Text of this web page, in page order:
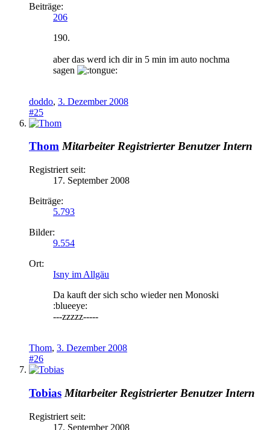
Beiträge:
206
190.
aber das werd ich dir in 5 min im auto nochma
sagen
doddo, 3. Dezember 2008
#25
Thom Mitarbeiter Registrierter Benutzer Intern
Registriert seit:
17. September 2008
Beiträge:
5.793
Bilder:
9.554
Ort:
Isny im Allgäu
Da kauft der sich scho wieder nen Monoski
:blueeye:
---zzzzz-----
Thom, 3. Dezember 2008
#26
Tobias Mitarbeiter Registrierter Benutzer Intern
Registriert seit:
17. September 2008